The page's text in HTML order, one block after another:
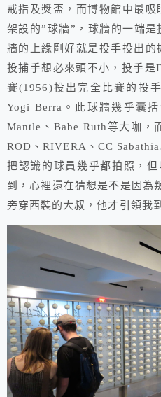
戒指及獎盃，而博物館中最
架設的”球牆”，球牆的一端
牆的上緣剛好就是投手投出
投捕手想必來頭不小，投手是
賽(1956)投出完全比賽的投
Yogi Berra。此球牆幾乎囊
Mantle、Babe Ruth等大咖，
ROD、RIVERA、CC
把認識的球員幾乎都拍照，
到，心裡還在猜想是不是因為
旁穿西裝的大叔，他才引領我